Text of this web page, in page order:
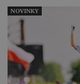
NOVINKY